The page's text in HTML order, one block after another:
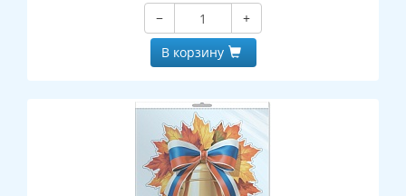
−
+
В корзину